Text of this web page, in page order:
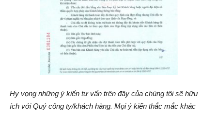
Hy vọng những ý kiến tư vấn trên đây của chúng tôi sẽ hữu
ích với Quý công ty/khách hàng. Mọi ý kiến thắc mắc khác